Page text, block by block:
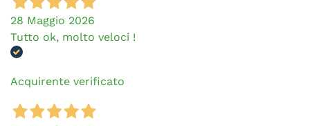
28 Maggio 2026
Tutto ok, molto veloci !
Acquirente verificato